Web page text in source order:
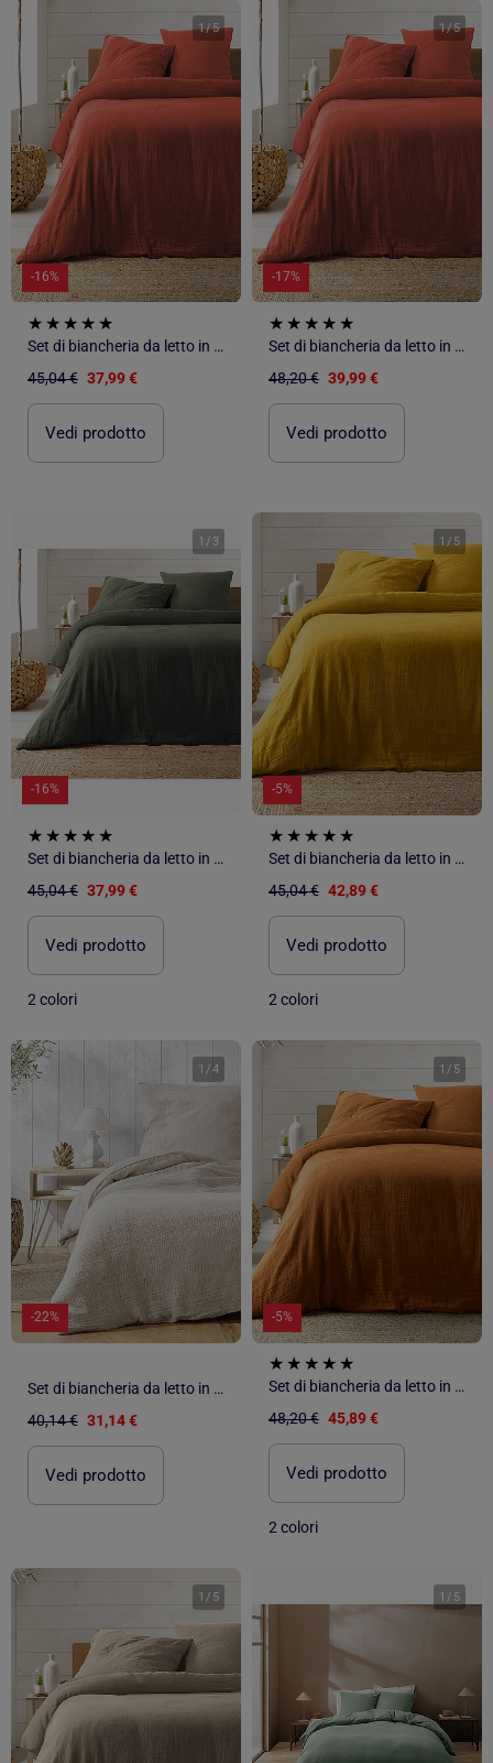
1/5
-16%
Set di biancheria da letto in garza di cotone
45,04 € 37,99 €
Vedi prodotto
1/5
-17%
Set di biancheria da letto in garza di cotone
48,20 € 39,99 €
Vedi prodotto
1 / 3
-16%
Set di biancheria da letto in garza di cotone
45,04 € 37,99 €
Vedi prodotto
2 colori
1 /5
-5%
Set di biancheria da letto in garza di cotone
45,04 € 42,89 €
Vedi prodotto
2 colori
1 /4
-22%
Set di biancheria da letto in garza di cotone
40,14 € 31,14 €
Vedi prodotto
1 / 5
-5%
Set di biancheria da letto in garza di cotone
48,20 € 45,89 €
Vedi prodotto
2 colori
1 / 5 1 / 5